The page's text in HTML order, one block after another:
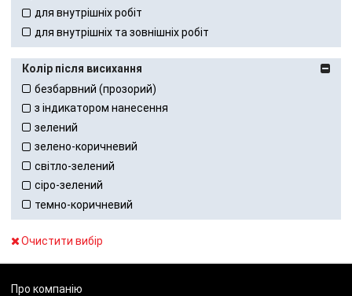
для внутрішніх робіт
для внутрішніх та зовнішніх робіт
Колір після висихання
безбарвний (прозорий)
з індикатором нанесення
зелений
зелено-коричневий
світло-зелений
сіро-зелений
темно-коричневий
Очистити вибір
Про компанію